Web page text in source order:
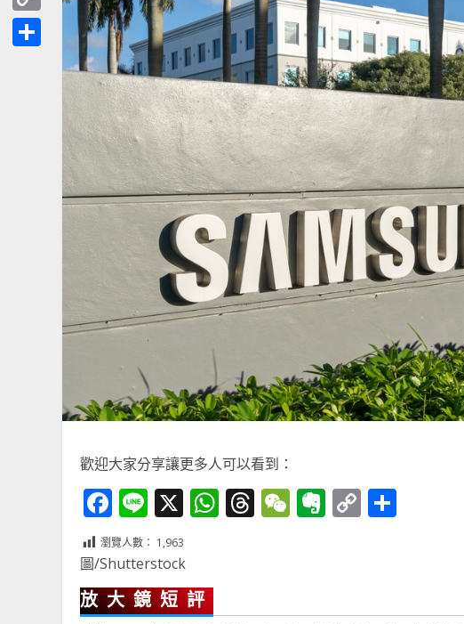
歡迎大家分享讓更多人可以看到：
Facebook
Line
X WhatsApp
Threads
WeChat
Evernote
Copy
瀏覽人數： 1,963
圖/Shutterstock
放大鏡短評
Copy